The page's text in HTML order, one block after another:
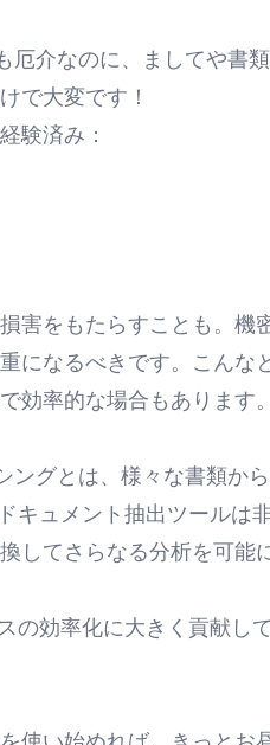
厄介なのに、ましてや書
で大変です！
験済み：
害をもたらすことも。機
になるべきです。こんな
効率的な場合もあります。
ングとは、様々な書類か
キュメント抽出ツールは
してさらなる分析を可能
の効率化に大きく貢献し